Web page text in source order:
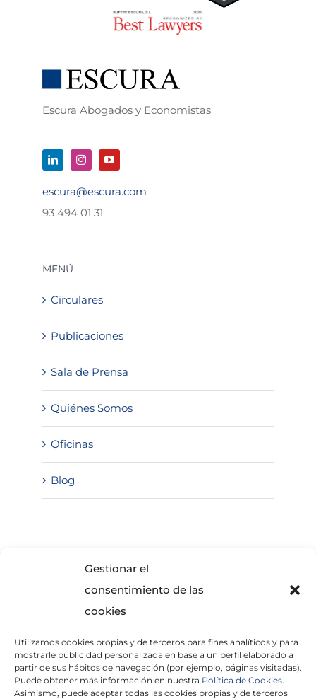
Gestionar el
consentimiento de las
cookies
Utilizamos cookies propias y de terceros para fines analíticos y para
mostrarle publicidad personalizada en base a un perfil elaborado a
partir de sus hábitos de navegación (por ejemplo, páginas visitadas).
Puede obtener más información en nuestra Política de Cookies.
Asimismo, puede aceptar todas las cookies propias y de terceros
Escura Abogados y Economistas
escura@escura.com
93 494 01 31
MENÚ
Circulares
Publicaciones
Sala de Prensa
Quiénes Somos
Oficinas
Blog